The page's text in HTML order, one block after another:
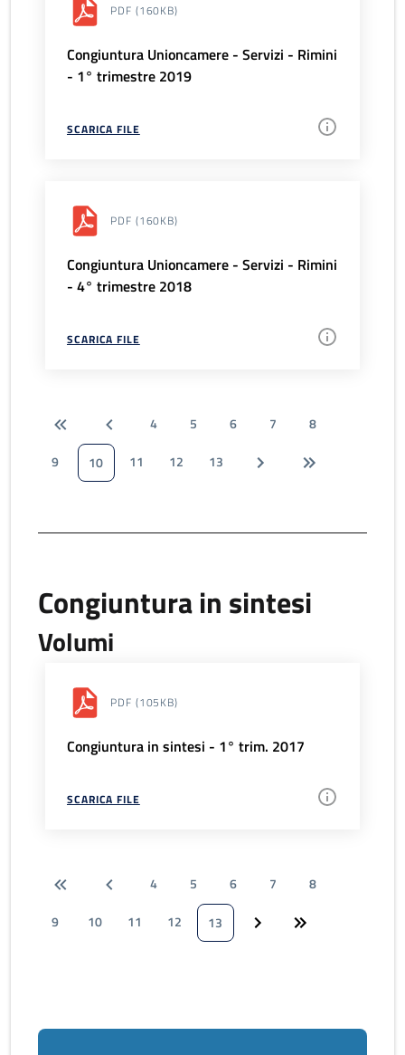
PDF (160KB)
Congiuntura Unioncamere - Servizi - Rimini
- 1° trimestre 2019
SCARICA FILE
PDF (160KB)
Congiuntura Unioncamere - Servizi - Rimini
- 4° trimestre 2018
SCARICA FILE
4 5 6 7
8
9
10 11 12 13
Congiuntura in sintesi
Volumi
PDF (105KB)
Congiuntura in sintesi - 1° trim. 2017
SCARICA FILE
4 5 6 7
8
9
10 11 12 13